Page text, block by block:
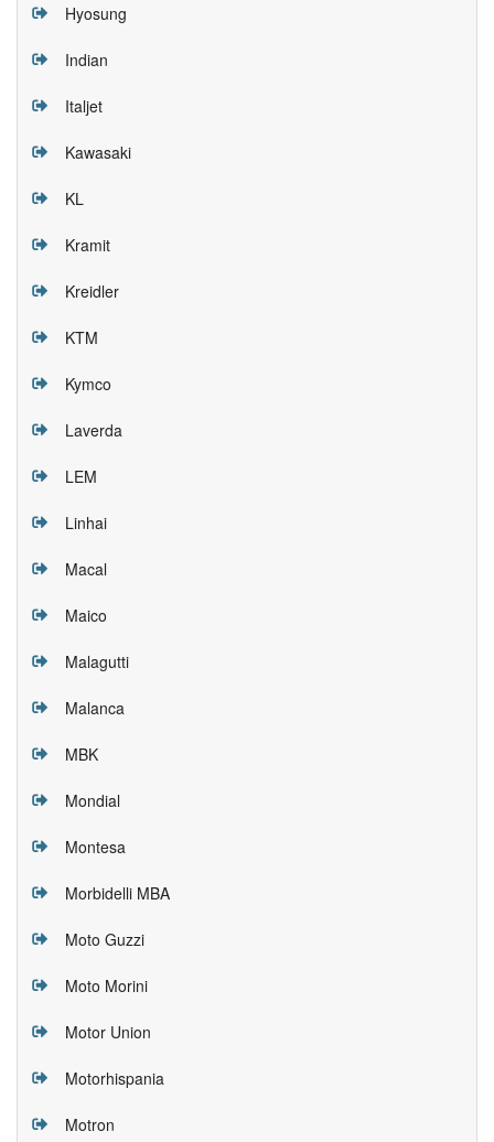
Hyosung
Indian
Italjet
Kawasaki
KL
Kramit
Kreidler
KTM
Kymco
Laverda
LEM
Linhai
Macal
Maico
Malagutti
Malanca
MBK
Mondial
Montesa
Morbidelli MBA
Moto Guzzi
Moto Morini
Motor Union
Motorhispania
Motron